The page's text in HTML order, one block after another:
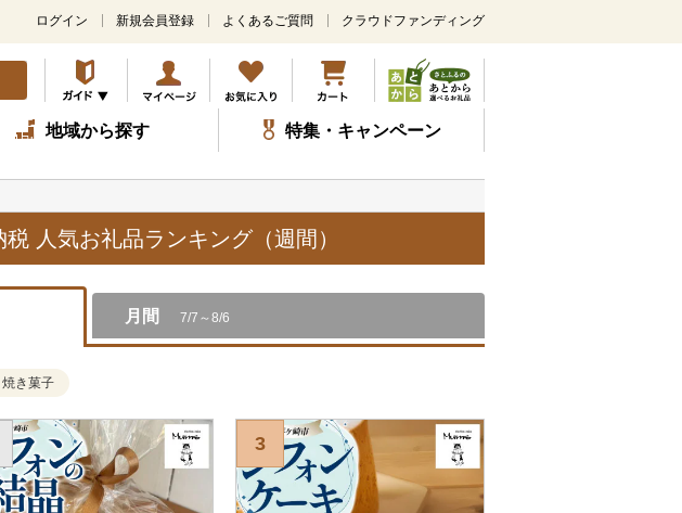
メ
ン
コ
ン
テ
ツ
ッ
プ
ログイン 新規会員登録 よくあるご質問 クラウドファンディング
地域から探す 特集・キャンペーン
人気お礼品ランキング（週間）
月間 7/7～8/6
焼き菓子
3